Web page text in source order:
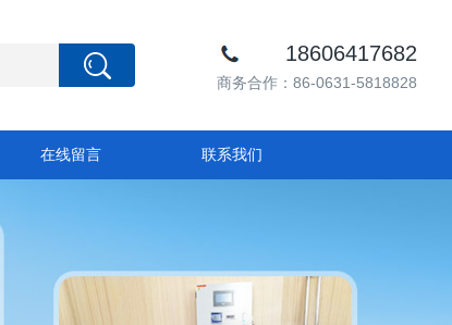
18606417682
商务合作：86-0631-5818828
在线留言 联系我们